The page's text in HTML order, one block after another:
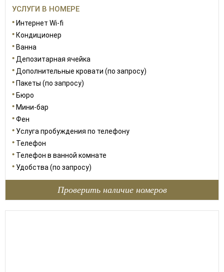
УСЛУГИ В НОМЕРЕ
Интернет Wi-fi
Кондиционер
Ванна
Депозитарная ячейка
Дополнительные кровати (по запросу)
Пакеты (по запросу)
Бюро
Мини-бар
Фен
Услуга пробуждения по телефону
Телефон
Телефон в ванной комнате
Удобства (по запросу)
Проверить наличие номеров